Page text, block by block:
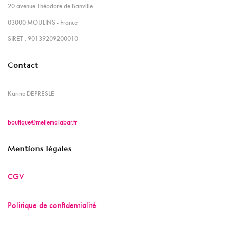
20 avenue Théodore de Banville
03000 MOULINS - France
SIRET : 90139209200010
Contact
Karine DEPRESLE
boutique@mellemalabar.fr
Mentions légales
CGV
Politique de confidentialité